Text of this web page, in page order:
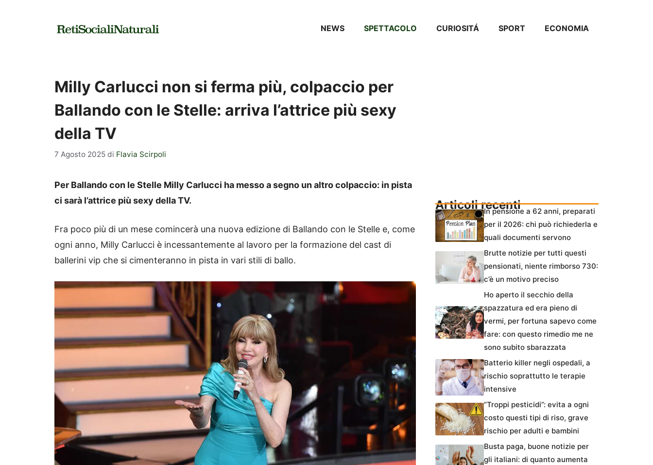
NEWS SPETTACOLO CURIOSITÁ SPORT ECONOMIA
Milly Carlucci non si ferma più, colpaccio per
Ballando con le Stelle: arriva l’attrice più sexy
della TV
7 Agosto 2025 di Flavia Scirpoli
Per Ballando con le Stelle Milly Carlucci ha messo a segno un altro colpaccio: in pista
ci sarà l’attrice più sexy della TV.
Fra poco più di un mese comincerà una nuova edizione di Ballando con le Stelle e, come
ogni anno, Milly Carlucci è incessantemente al lavoro per la formazione del cast di
ballerini vip che si cimenteranno in pista in vari stili di ballo.
Articoli recentiIn pensione a 62 anni, preparati
per il 2026: chi può richiederla e
quali documenti servono
Brutte notizie per tutti questi
pensionati, niente rimborso 730:
c’è un motivo preciso
Ho aperto il secchio della
spazzatura ed era pieno di
vermi, per fortuna sapevo come
fare: con questo rimedio me ne
sono subito sbarazzata
Batterio killer negli ospedali, a
rischio soprattutto le terapie
intensive
“Troppi pesticidi”: evita a ogni
costo questi tipi di riso, grave
rischio per adulti e bambini
Busta paga, buone notizie per
gli italiani: di quanto aumenta